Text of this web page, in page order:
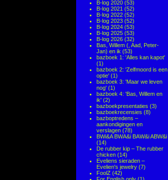
B-log 2020 (53)
B-log 2021 (52)
B-log 2022 (52)
B-log 2023 (52)
B-log 2024 (53)
B-log 2025 (53)
B-log 2026 (32)
Bas, Willem (, Aad, Peter-
Jan) en ik (53)
bazboek 1: 'Alles kan kapot'
(1)
bazboek 2: 'Zelfmoord is een
optie' (1)
bazboek 3: 'Maar we leven
nog' (1)
bazboek 4: 'Bas, Willem en
ik' (2)
bazboekpresentaties (3)
bazboekrecensies (8)
bazboptredens –
aankondigingen en
verslagen (78)
BWi&A BWA&i BAW&i ABW&i
(14)
De rubber kip – The rubber
chicken (14)
Eveliens sieraden –
Evelien's jewelry (7)
FoolZ (42)